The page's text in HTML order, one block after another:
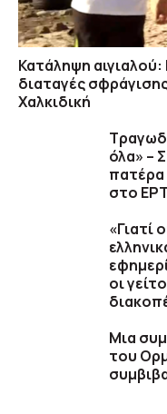
Κατάληψη
διαταγές
Χαλκιδική
όλα» –
στο
«Γιατί
οι
Μια
του